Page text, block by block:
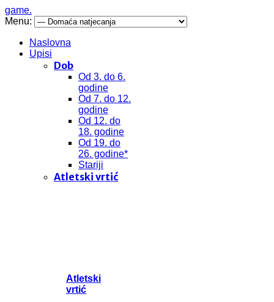
game.
Menu:
Naslovna
Upisi
Dob
Od 3. do 6.
godine
Od 7. do 12.
godine
Od 12. do
18. godine
Od 19. do
26. godine*
Stariji
Atletski vrtić
Atletski
vrtić